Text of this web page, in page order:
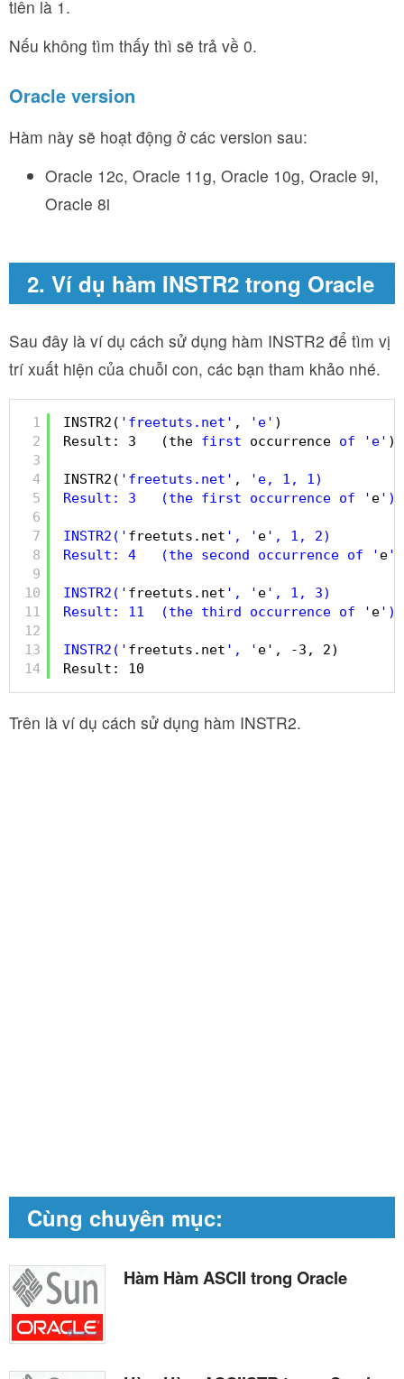
tiên là 1.
Nếu không tìm thấy thì sẽ trả về 0.
Oracle version
Hàm này sẽ hoạt động ở các version sau:
Oracle 12c, Oracle 11g, Oracle 10g, Oracle 9i,
Oracle 8i
2. Ví dụ hàm INSTR2 trong Oracle
Sau đây là ví dụ cách sử dụng hàm INSTR2 để tìm vị
trí xuất hiện của chuỗi con, các bạn tham khảo nhé.
1
2
3
4
5
6
7
8
9
10
11
12
13
14
INSTR2( 'freetuts.net' , 'e' )
Result: 3   (the first occurrence of 'e' )
INSTR2( 'freetuts.net' ,
'e, 1, 1)
Result: 3   (the first occurrence of ' e')
INSTR2(' freetuts.net ', ' e', 1, 2)
Result: 4   (the second occurrence of ' e')
INSTR2(' freetuts.net ', ' e', 1, 3)
Result: 11  (the third occurrence of ' e')
INSTR2(' freetuts.net ', ' e', -3, 2)
Result: 10
Trên là ví dụ cách sử dụng hàm INSTR2.
Cùng chuyên mục:
Hàm Hàm ASCII trong Oracle